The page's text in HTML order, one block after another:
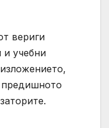
вериги
и учебни
предишното